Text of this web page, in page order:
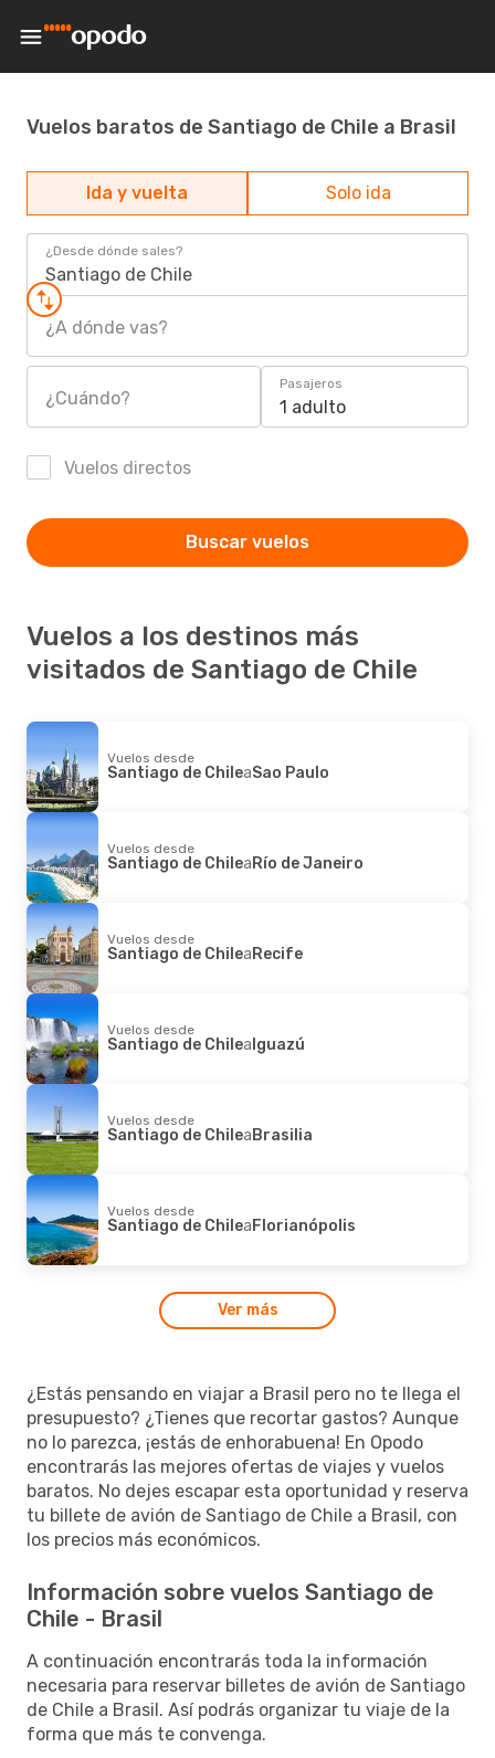
Vuelos baratos de Santiago de Chile a Brasil
Ida y vuelta Solo ida
¿Desde dónde sales?
Santiago de Chile
¿A dónde vas?
¿Cuándo?
Pasajeros
1 adulto
Vuelos directos
Buscar vuelos
Vuelos a los destinos más
visitados de Santiago de Chile
Vuelos desde
Santiago de ChileaSao Paulo
Vuelos desde
Santiago de ChileaRío de Janeiro
Vuelos desde
Santiago de ChileaRecife
Vuelos desde
Santiago de ChileaIguazú
Vuelos desde
Santiago de ChileaBrasilia
Vuelos desde
Santiago de ChileaFlorianópolis
Ver más
¿Estás pensando en viajar a Brasil pero no te llega el
presupuesto? ¿Tienes que recortar gastos? Aunque
no lo parezca, ¡estás de enhorabuena! En Opodo
encontrarás las mejores ofertas de viajes y vuelos
baratos. No dejes escapar esta oportunidad y reserva
tu billete de avión de Santiago de Chile a Brasil, con
los precios más económicos.
Información sobre vuelos Santiago de
Chile - Brasil
A continuación encontrarás toda la información
necesaria para reservar billetes de avión de Santiago
de Chile a Brasil. Así podrás organizar tu viaje de la
forma que más te convenga.